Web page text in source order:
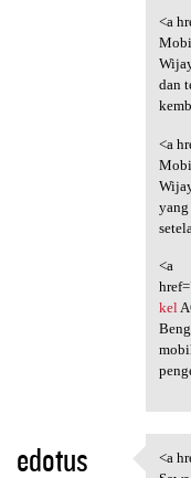
<a
dan
<a
<a
kel
edotus <a